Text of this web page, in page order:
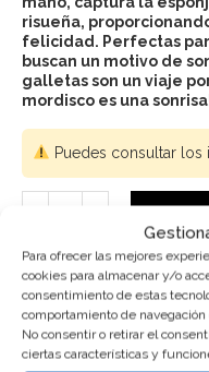
Para ofrecer las mejores
cookies para almacenar y/o
consentimiento de estas
comportamiento de
No consentir o retirar el
ciertas características y
risueña,
felicidad. Perfectas
buscan un motivo de
galletas son un viaje
mordisco es una
Puedes consultar los
SKU: 4774
Categorías:Bautizo -